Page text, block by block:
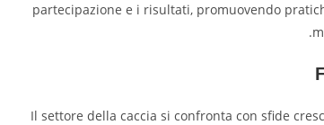
partecipazione e i risultati, promuovendo
Il settore della caccia si confronta con sfide